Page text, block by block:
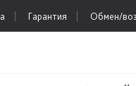
Гарантия Обмен/